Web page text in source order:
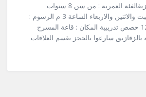
مصر العامة بالزقازيقالفئة العمرية : من سن 8 سنوات
فأكثر الموعد : السبت والاثنين والاربعاء الساعة 3 م الرسوم :
190 جنيه المدة : 12 حصص تدريبية المكان : قاعة المسرح
بالزقازيق سارعوا بالحجز بقسم العلاقات